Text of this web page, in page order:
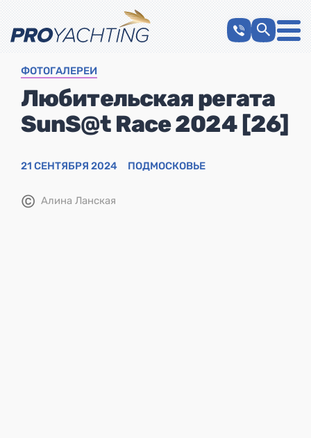
ФОТОГАЛЕРЕИ
Любительская регата
SunS@t Race 2024 [26]
21 СЕНТЯБРЯ 2024 ПОДМОСКОВЬЕ
© Алина Ланская